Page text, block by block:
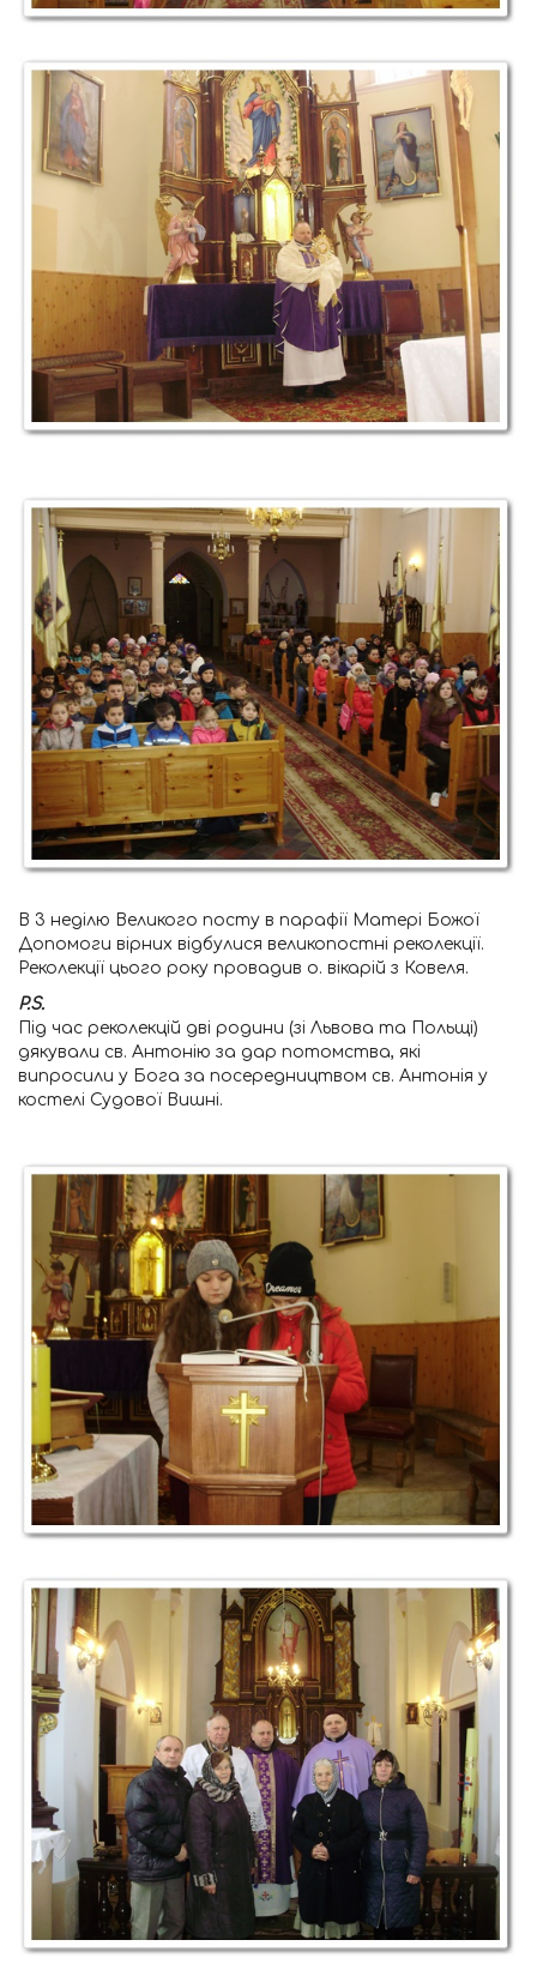
В 3 неділю Великого посту в парафії Матері Божої
Допомоги вірних відбулися великопостні реколекції.
Реколекції цього року провадив о. вікарій з Ковеля.
P.S.
Під час реколекцій дві родини (зі Львова та Польщі)
дякували св. Антонію за дар потомства, які
випросили у Бога за посередництвом св. Антонія у
костелі Судової Вишні.